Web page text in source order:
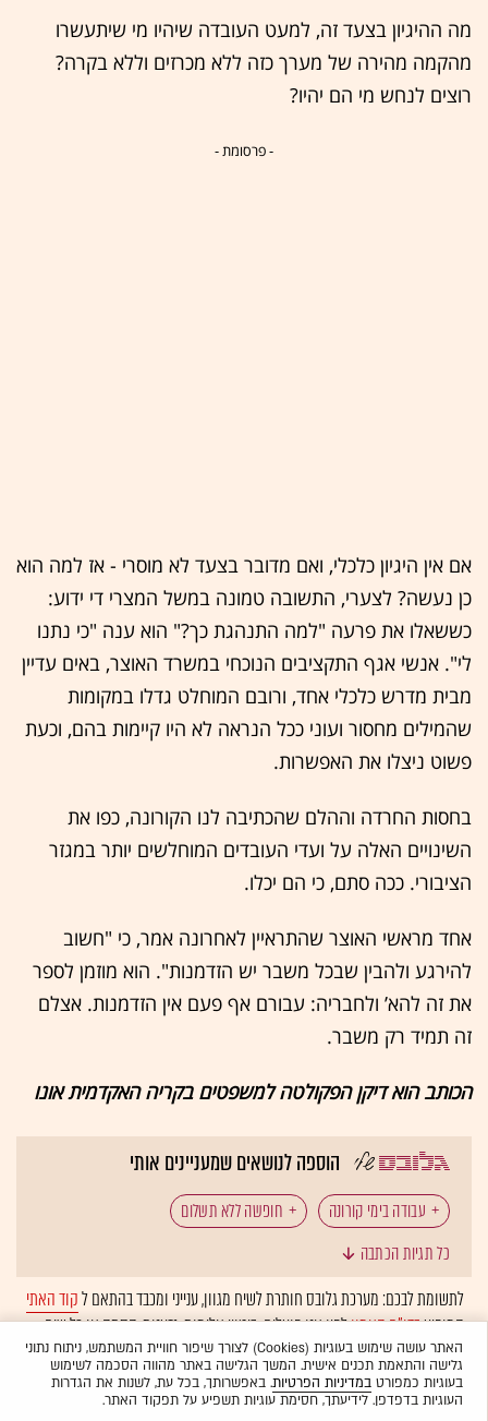
מה ההיגיון בצעד זה, למעט העובדה שיהיו מי שיתעשרו
מהקמה מהירה של מערך כזה ללא מכרזים וללא בקרה?
רוצים לנחש מי הם יהיו?
- פרסומת -
אם אין היגיון כלכלי, ואם מדובר בצעד לא מוסרי - אז למה הוא
כן נעשה? לצערי, התשובה טמונה במשל המצרי די ידוע:
כששאלו את פרעה "למה התנהגת כך?" הוא ענה "כי נתנו
לי". אנשי אגף התקציבים הנוכחי במשרד האוצר, באים עדיין
מבית מדרש כלכלי אחד, ורובם המוחלט גדלו במקומות
שהמילים מחסור ועוני ככל הנראה לא היו קיימות בהם, וכעת
פשוט ניצלו את האפשרות.
בחסות החרדה וההלם שהכתיבה לנו הקורונה, כפו את
השינויים האלה על ועדי העובדים המוחלשים יותר במגזר
הציבורי. ככה סתם, כי הם יכלו.
אחד מראשי האוצר שהתראיין לאחרונה אמר, כי "חשוב
להירגע ולהבין שבכל משבר יש הזדמנות". הוא מוזמן לספר
את זה להא’ ולחבריה: עבורם אף פעם אין הזדמנות. אצלם
זה תמיד רק משבר.
הכותב הוא דיקן הפקולטה למשפטים בקריה האקדמית אונו
הוספה לנושאים שמעניינים אותי
עבודה בימי קורונה חופשה ללא תשלום
כל תגיות הכתבה
לתשומת לבכם: מערכת גלובס חותרת לשיח מגוון, ענייני ומכבד בהתאם לקוד האתי
המופיעבדו"ח האמוןלפיו אנו פועלים. ביטויי אלימות, גזענות, הסתה או כל שיח
בלתי הולם אחר מסוננים בצורהאוטומטיתולא יפורסמו באתר.
האתר עושה שימוש בעוגיות (Cookies) לצורך שיפור חוויית המשתמש, ניתוח נתוני
גלישה והתאמת תכנים אישית. המשך הגלישה באתר מהווה הסכמה לשימוש
בעוגיות כמפורטבמדיניות הפרטיות. באפשרותך, בכל עת, לשנות את הגדרות
העוגיות בדפדפן. לידיעתך, חסימת עוגיות תשפיע על תפקוד האתר.